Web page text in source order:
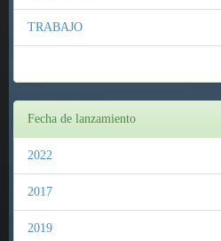
TRABAJO
Fecha de lanzamiento
2022
2017
2019